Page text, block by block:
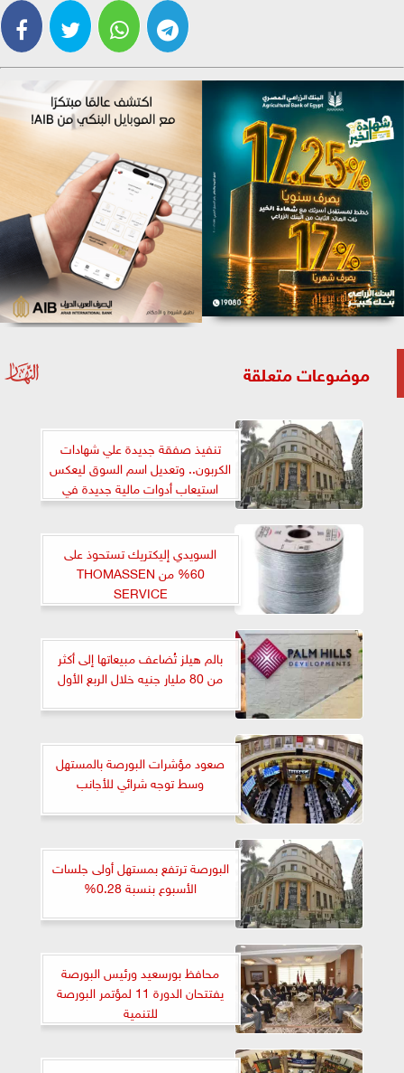
موضوعات متعلقة
تنفيذ صفقة جديدة علي شهادات
الكربون.. وتعديل اسم السوق ليعكس
استيعاب أدوات مالية جديدة في
مجال الاستدامة
السويدي إليكتريك تستحوذ على
60% من THOMASSEN
SERVICE
بالم هيلز تُضاعف مبيعاتها إلى أكثر
من 80 مليار جنيه خلال الربع الأول
صعود مؤشرات البورصة بالمستهل
وسط توجه شرائي للأجانب
البورصة ترتفع بمستهل أولى جلسات
الأسبوع بنسبة 0.28%
محافظ بورسعيد ورئيس البورصة
يفتتحان الدورة 11 لمؤتمر البورصة
للتنمية